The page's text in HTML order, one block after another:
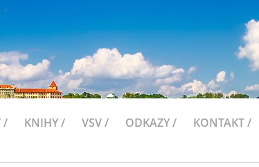
/ KNIHY / VSV / ODKAZY / KONTAKT /